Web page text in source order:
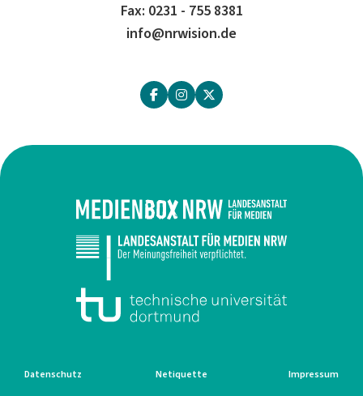
Fax: 0231 - 755 8381
info@nrwision.de
Datenschutz Netiquette Impressum